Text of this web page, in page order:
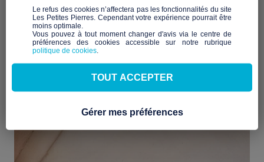
prendre lorsque votre logement rencontre des problèmes
d’humidité. Il est possible de diminuer votre délai de préavis,
contraindre le propriétaire à effectuer des travaux, voire
entamer une action en justice.
Il est crucial de connaître la législation en vigueur afin de
préserver votre santéetvotre bien-être
​Le refus des cookies n’affectera pas les fonctionnalités du site
Les Petites Pierres. Cependant votre expérience pourrait être
moins optimale.​
Vous pouvez à tout moment changer d'avis via le centre de
préférences des cookies accessible sur notre rubrique
politique de cookies
TOUT ACCEPTER
Gérer mes préférences